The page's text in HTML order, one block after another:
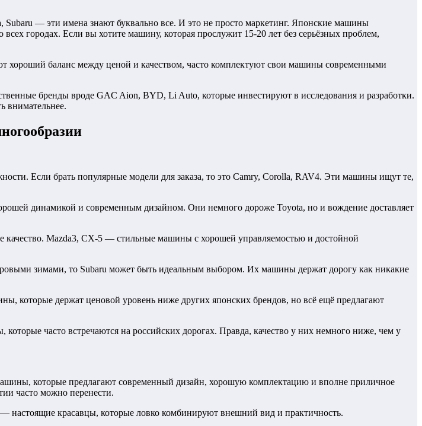
— эти имена знают буквально все. И это не просто маркетинг. Японские машины
городах. Если вы хотите машину, которая прослужит 15-20 лет без серьёзных проблем,
баланс между ценой и качеством, часто комплектуют свои машины современными
бренды вроде GAC Aion, BYD, Li Auto, которые инвестируют в исследования и разработки.
внимательнее.
Если брать популярные модели для заказа, то это Camry, Corolla, RAV4. Эти машины ищут те,
динамикой и современным дизайном. Они немного дороже Toyota, но и вождение доставляет
качество. Mazda3, CX-5 — стильные машины с хорошей управляемостью и достойной
зимами, то Subaru может быть идеальным выбором. Их машины держат дорогу как никакие
держат ценовой уровень ниже других японских брендов, но всё ещё предлагают
часто встречаются на российских дорогах. Правда, качество у них немного ниже, чем у
которые предлагают современный дизайн, хорошую комплектацию и вполне приличное
часто можно перенести.
настоящие красавцы, которые ловко комбинируют внешний вид и практичность.